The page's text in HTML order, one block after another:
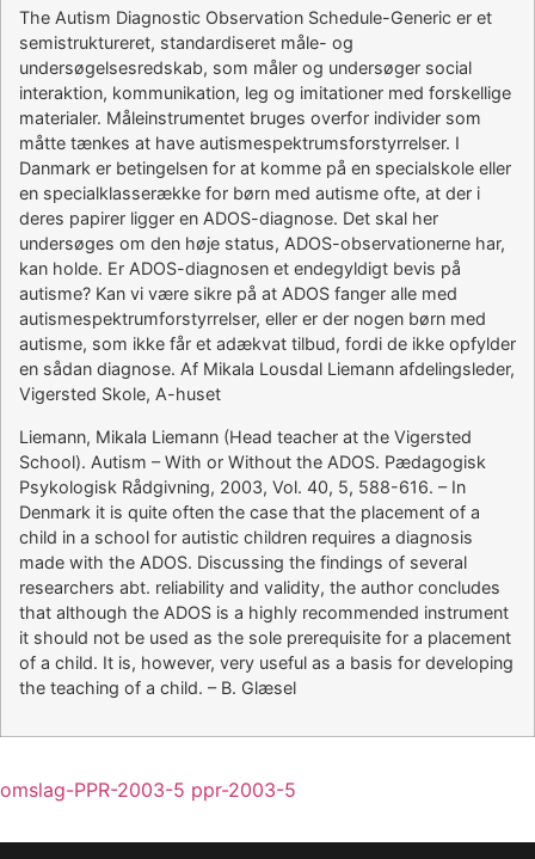
The Autism Diagnostic Observation Schedule-Generic er et
semistruktureret, standardiseret måle- og
undersøgelsesredskab, som måler og undersøger social
interaktion, kommunikation, leg og imitationer med forskellige
materialer. Måleinstrumentet bruges overfor individer som
måtte tænkes at have autismespektrumsforstyrrelser. I
Danmark er betingelsen for at komme på en specialskole eller
en specialklasserække for børn med autisme ofte, at der i
deres papirer ligger en ADOS-diagnose. Det skal her
undersøges om den høje status, ADOS-observationerne har,
kan holde. Er ADOS-diagnosen et endegyldigt bevis på
autisme? Kan vi være sikre på at ADOS fanger alle med
autismespektrumforstyrrelser, eller er der nogen børn med
autisme, som ikke får et adækvat tilbud, fordi de ikke opfylder
en sådan diagnose. Af Mikala Lousdal Liemann afdelingsleder,
Vigersted Skole, A-huset
Liemann, Mikala Liemann (Head teacher at the Vigersted
School). Autism – With or Without the ADOS. Pædagogisk
Psykologisk Rådgivning, 2003, Vol. 40, 5, 588-616. – In
Denmark it is quite often the case that the placement of a
child in a school for autistic children requires a diagnosis
made with the ADOS. Discussing the findings of several
researchers abt. reliability and validity, the author concludes
that although the ADOS is a highly recommended instrument
it should not be used as the sole prerequisite for a placement
of a child. It is, however, very useful as a basis for developing
the teaching of a child. – B. Glæsel
omslag-PPR-2003-5 ppr-2003-5